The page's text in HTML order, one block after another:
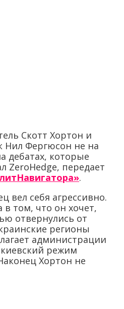
Скотт Хортон и
Нил Фергюсон не на
дебатах, которые
ZeroHedge, передает
.
вел себя агрессивно.
том, что он хочет,
отвернулись от
регионы
администрации
режим
Хортон не